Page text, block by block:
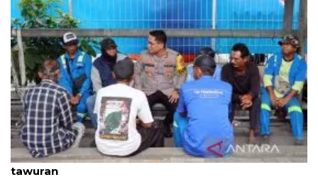
Buruh dan pengemudi ojek pelabuhan diajak cegah
tawuran